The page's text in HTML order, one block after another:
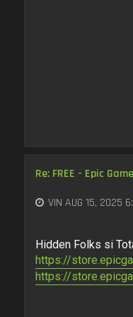
Re: FREE - Epic
VIN AUG 15, 2025
Hidden Folks si
https://
https://